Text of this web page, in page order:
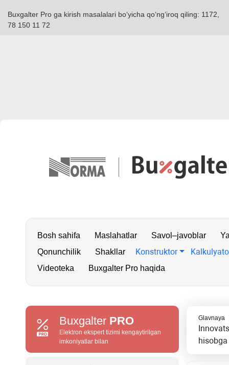
Buxgalter Pro ga kirish masalalari boʻyicha qoʻngʻiroq qiling: 1172,
78 150 11 72
Bosh sahifa Maslahatlar Savol–javoblar
Qonunchilik
Shakllar Konstruktor
Videoteka Buxgalter Pro haqida
Buxgalter PRO
Elektron ekspert tizimi kengaytirilgan
imkoniyatlar bilan
Glavnaya